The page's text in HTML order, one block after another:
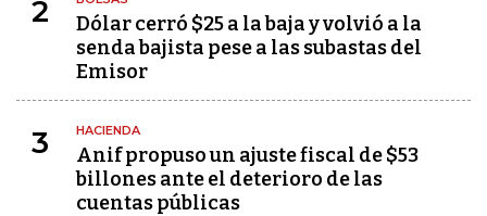
2
Dólar cerró $25 a la baja y volvió a la
senda bajista pese a las subastas del
Emisor
3 HACIENDA
Anif propuso un ajuste fiscal de $53
billones ante el deterioro de las
cuentas públicas